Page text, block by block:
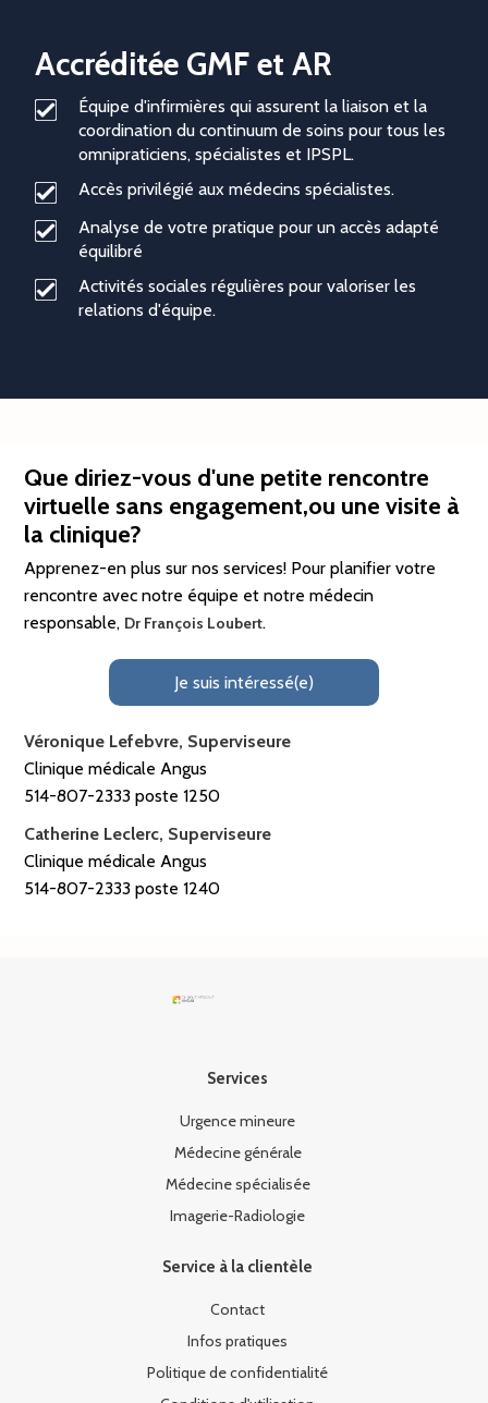
Accréditée GMF et AR
Équipe d'infirmières qui assurent la liaison et la
coordination du continuum de soins pour tous les
omnipraticiens, spécialistes et IPSPL.
Accès privilégié aux médecins spécialistes.
Analyse de votre pratique pour un accès adapté
équilibré
Activités sociales régulières pour valoriser les
relations d'équipe.
Que diriez-vous d'une petite rencontre
virtuelle sans engagement,ou une visite à
la clinique?
Apprenez-en plus sur nos services! Pour planifier votre
rencontre avec notre équipe et notre médecin
responsable, Dr François Loubert.
Je suis intéressé(e)
Véronique Lefebvre, Superviseure
Clinique médicale Angus
514-807-2333 poste 1250
Catherine Leclerc, Superviseure
Clinique médicale Angus
514-807-2333 poste 1240
Services
Urgence mineure
Médecine générale
Médecine spécialisée
Imagerie-Radiologie
Service à la clientèle
Contact
Infos pratiques
Politique de confidentialité